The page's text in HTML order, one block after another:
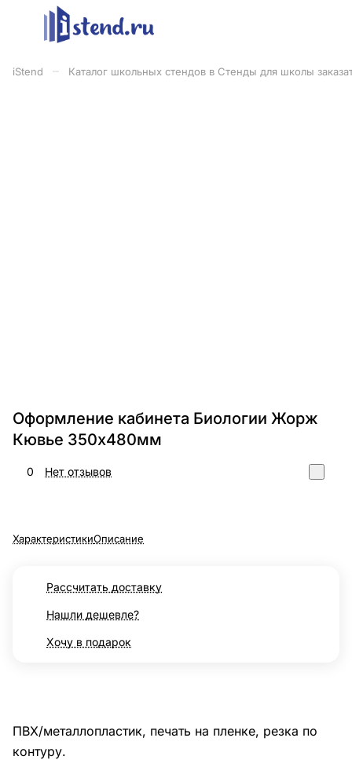
iStend Каталог школьных стендов в Стенды для школы
Оформление кабинета Биологии Жорж
Кювье 350х480мм
0 Нет отзывов
ХарактеристикиОписание
Рассчитать доставку
Нашли дешевле?
Хочу в подарок
ПВХ/металлопластик, печать на пленке, резка по
контуру.